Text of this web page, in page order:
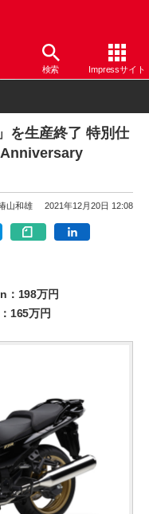
検索 Impressサイト
を生産終了 特別仕
Anniversary
山和雄 2021年12月20日 12:08
198万円
165万円